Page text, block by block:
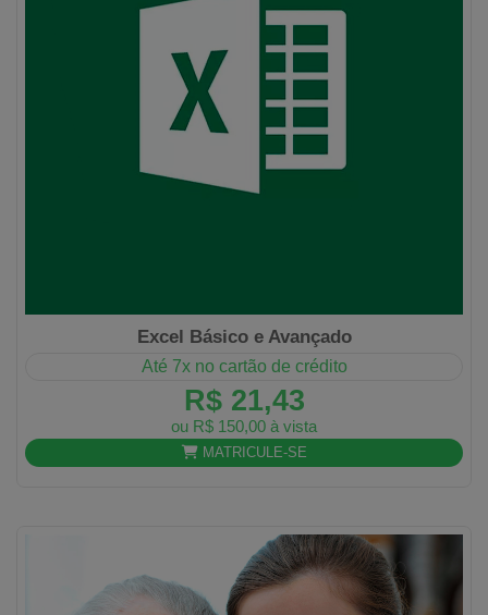
Excel Básico e Avançado
Até 7x no cartão de crédito
R$ 21,43
ou R$ 150,00 à vista
MATRICULE-SE